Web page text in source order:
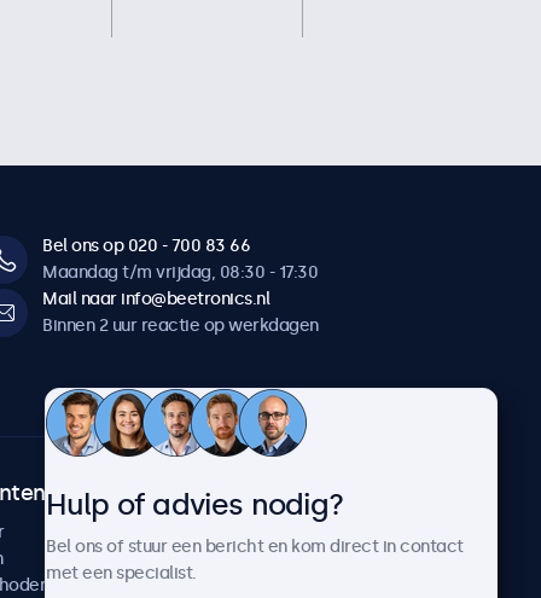
Bel ons op 020 - 700 83 66
Maandag t/m vrijdag, 08:30 - 17:30
Mail naar info@beetronics.nl
Binnen 2 uur reactie op werkdagen
Over Beetronics
Nieuws en updates
Hulp of advies nodig?
Bel ons of stuur een bericht en kom direct in contact
met een specialist.